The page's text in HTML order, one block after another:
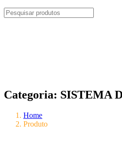
Categoria: SISTEMA
Home
Produto